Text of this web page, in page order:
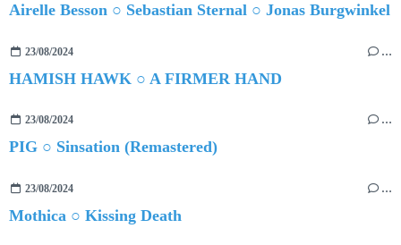
Airelle Besson ○ Sebastian Sternal ○ Jonas Burgwinkel
23/08/2024 …
HAMISH HAWK ○ A FIRMER HAND
23/08/2024 …
PIG ○ Sinsation (Remastered)
23/08/2024 …
Mothica ○ Kissing Death